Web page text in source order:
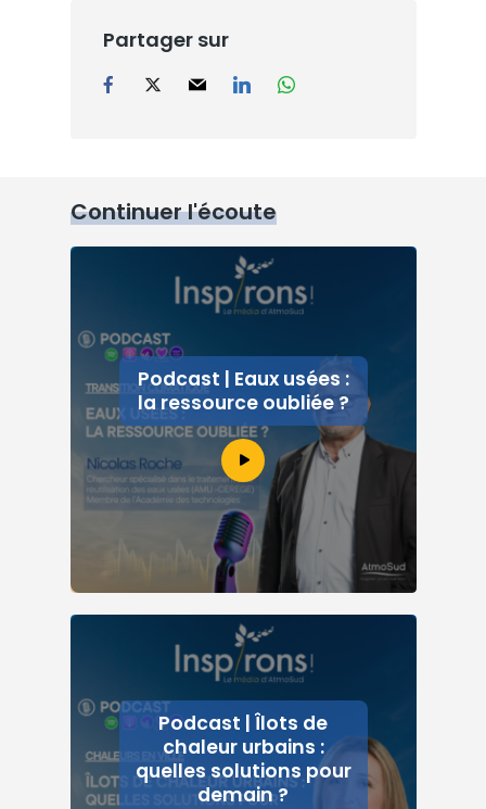
Partager sur
Continuer l'écoute
Podcast | Eaux usées :
la ressource oubliée ?
Podcast | Îlots de
chaleur urbains :
quelles solutions pour
demain ?